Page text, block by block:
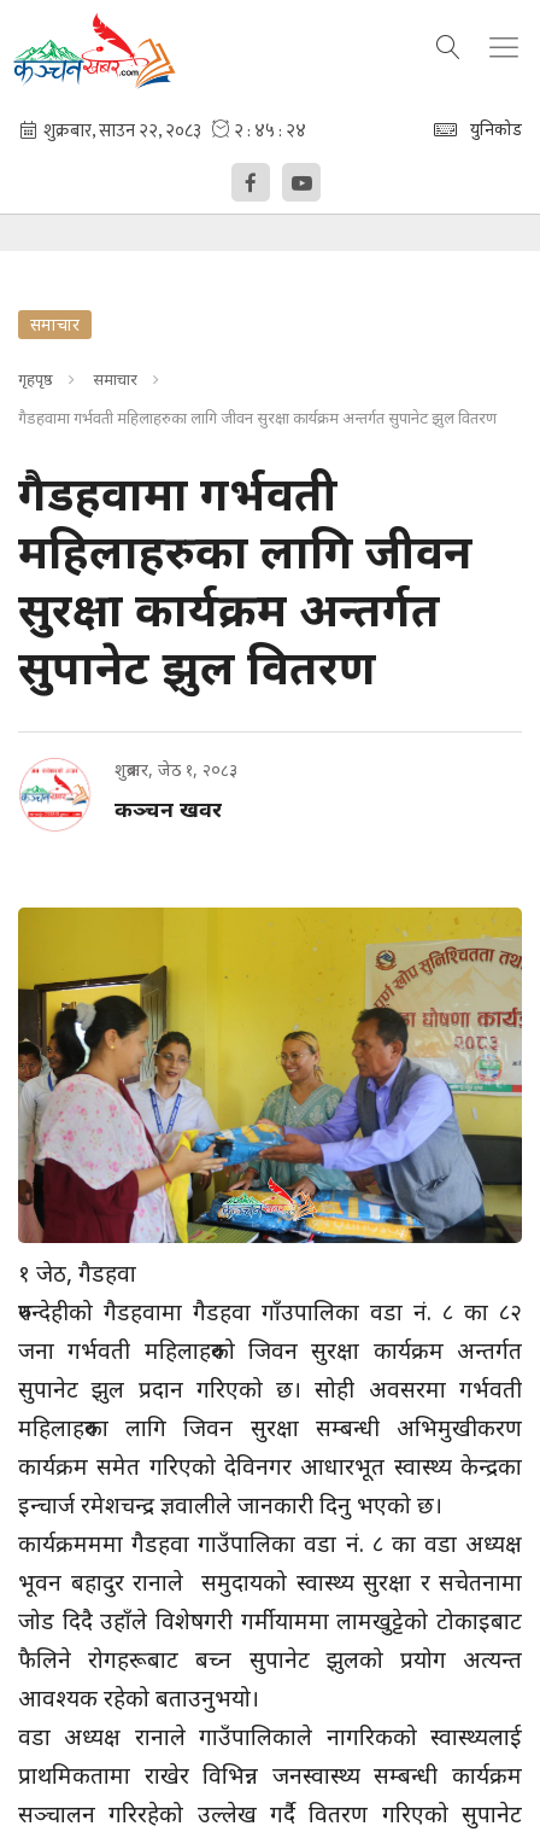
युनिकोड
समाचार
गृहपृष्ठ
समाचार
गैडहवामा गर्भवती महिलाहरुका लागि जीवन सुरक्षा कार्यक्रम अन्तर्गत सुपानेट झुल वितरण
गैडहवामा गर्भवती
महिलाहरुका लागि जीवन
सुरक्षा कार्यक्रम अन्तर्गत
सुपानेट झुल वितरण
शुक्रबार, जेठ १, २०८३
कञ्चन खवर
१ जेठ, गैडहवा
रुपन्देहीको गैडहवामा गैडहवा गाँउपालिका वडा नं. ८ का ८२
जना गर्भवती महिलाहरुको जिवन सुरक्षा कार्यक्रम अन्तर्गत
सुपानेट झुल प्रदान गरिएको छ। सोही अवसरमा गर्भवती
महिलाहरुका लागि जिवन सुरक्षा सम्बन्धी अभिमुखीकरण
कार्यक्रम समेत गरिएको देविनगर आधारभूत स्वास्थ्य केन्द्रका
इन्चार्ज रमेशचन्द्र ज्ञवालीले जानकारी दिनु भएको छ।
कार्यक्रमममा गैडहवा गाउँपालिका वडा नं. ८ का वडा अध्यक्ष
भूवन बहादुर रानाले समुदायको स्वास्थ्य सुरक्षा र सचेतनामा
जोड दिदै उहाँले विशेषगरी गर्मीयाममा लामखुट्टेको टोकाइबाट
फैलिने रोगहरूबाट बच्न सुपानेट झुलको प्रयोग अत्यन्त
आवश्यक रहेको बताउनुभयो।
वडा अध्यक्ष रानाले गाउँपालिकाले नागरिकको स्वास्थ्यलाई
प्राथमिकतामा राखेर विभिन्न जनस्वास्थ्य सम्बन्धी कार्यक्रम
सञ्चालन गरिरहेको उल्लेख गर्दै वितरण गरिएको सुपानेट